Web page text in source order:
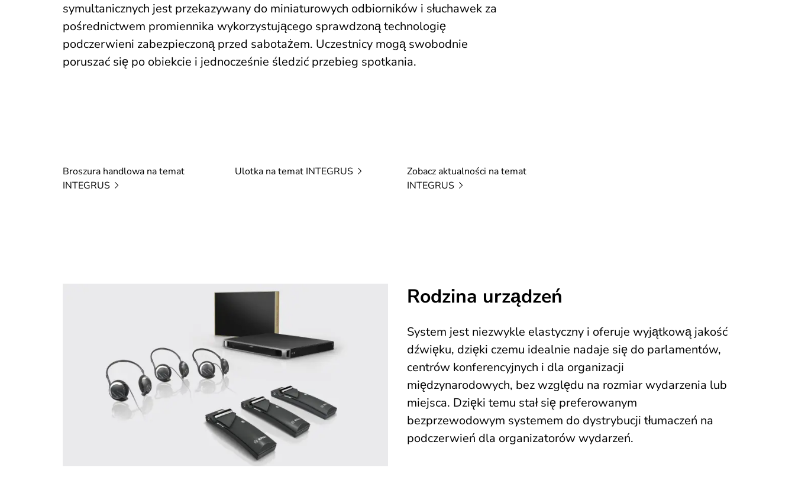
symultanicznych jest przekazywany do miniaturowych odbiorników i słuchawek za
pośrednictwem promiennika wykorzystującego sprawdzoną technologię
podczerwieni zabezpieczoną przed sabotażem. Uczestnicy mogą swobodnie
poruszać się po obiekcie i jednocześnie śledzić przebieg spotkania.
Broszura handlowa na temat
INTEGRUS
Ulotka na temat INTEGRUS
Zobacz aktualności na temat
INTEGRUS
Rodzina urządzeń
System jest niezwykle elastyczny i oferuje wyjątkową jakość
dźwięku, dzięki czemu idealnie nadaje się do parlamentów,
centrów konferencyjnych i dla organizacji
międzynarodowych, bez względu na rozmiar wydarzenia lub
miejsca. Dzięki temu stał się preferowanym
bezprzewodowym systemem do dystrybucji tłumaczeń na
podczerwień dla organizatorów wydarzeń.